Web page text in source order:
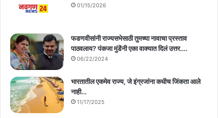
01/15/2026
फडणवीसांनी राज्यसभेसाठी तुमच्या नावाचा प्रस्ताव
पाठवलाय? पंकजा मुंडेंनी एका वाक्यात दिलं उत्तर….
06/22/2024
भारतातील एकमेव राज्य, जे इंग्रजांना कधीच जिंकता आले
नाही…
11/17/2025